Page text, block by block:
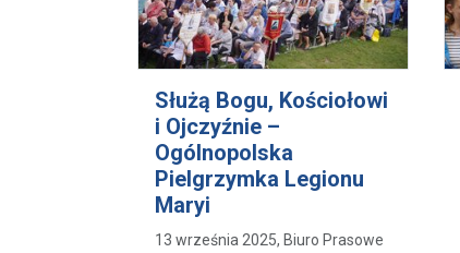
Służą Bogu, Kościołowi
i Ojczyźnie –
Ogólnopolska
Pielgrzymka Legionu
Maryi
13 września 2025, Biuro Prasowe